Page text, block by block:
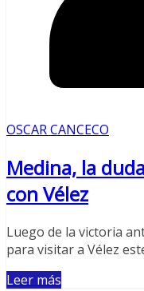
OSCAR CANCECO
Medina, la
con Vélez
Luego de la victoria
para visitar a Vélez
Leer más